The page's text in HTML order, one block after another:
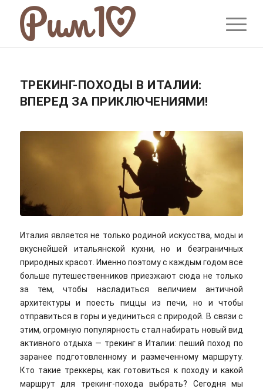
ТРЕКИНГ-ПОХОДЫ В ИТАЛИИ:
ВПЕРЕД ЗА ПРИКЛЮЧЕНИЯМИ!
Италия является не только родиной искусства, моды и
вкуснейшей итальянской кухни, но и безграничных
природных красот. Именно поэтому с каждым годом все
больше путешественников приезжают сюда не только
за тем, чтобы насладиться величием античной
архитектуры и поесть пиццы из печи, но и чтобы
отправиться в горы и уединиться с природой. В связи с
этим, огромную популярность стал набирать новый вид
активного отдыха — трекинг в Италии: пеший поход по
заранее подготовленному и размеченному маршруту.
Кто такие треккеры, как готовиться к походу и какой
маршрут для трекинг-похода выбрать? Сегодня мы